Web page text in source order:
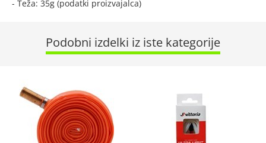
- Teža: 35g (podatki proizvajalca)
Podobni izdelki iz iste kategorije